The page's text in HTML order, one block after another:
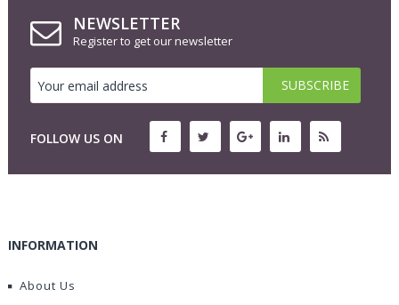
NEWSLETTER
Register to get our newsletter
FOLLOW US ON
INFORMATION
About Us